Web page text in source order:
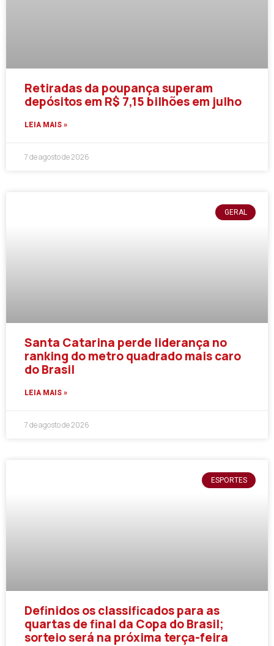
Retiradas da poupança superam
depósitos em R$ 7,15 bilhões em julho
LEIA MAIS »
7 de agosto de 2026
GERAL
Santa Catarina perde liderança no
ranking do metro quadrado mais caro
do Brasil
LEIA MAIS »
7 de agosto de 2026
ESPORTES
Definidos os classificados para as
quartas de final da Copa do Brasil;
sorteio será na próxima terça-feira